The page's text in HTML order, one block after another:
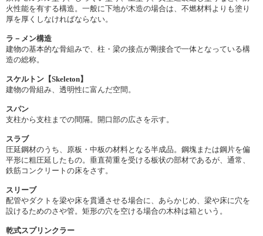
火性能を有する構造。一般に下地が木造の場合は、不燃材料よりも塗り
厚を厚くしなければならない。
ラ－メン構造
建物の基本的な骨組みで、柱・梁の接点が剛接合で一体となっている構
造の総称。
スケルトン【Skeleton】
建物の骨組み、透明性に富んだ空間。
スパン
支柱から支柱までの間隔。開口部の広さを示す。
スラブ
圧延鋼材のうち、原板・中板の材料となる半成品。鋼塊または鋼片を偏
平形に粗圧延したもの。垂直荷重を受ける板状の部材であるが、通常、
鉄筋コンクリートの床をさす。
スリーブ
配管やダクトを梁や床を貫通させる場合に、あらかじめ、梁や床に穴を
設けるためのさや管。矩形の穴を空ける場合の木枠は箱という。
乾式スプリンクラー